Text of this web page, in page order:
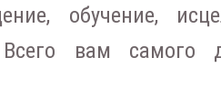
обучение,
Всего вам самого